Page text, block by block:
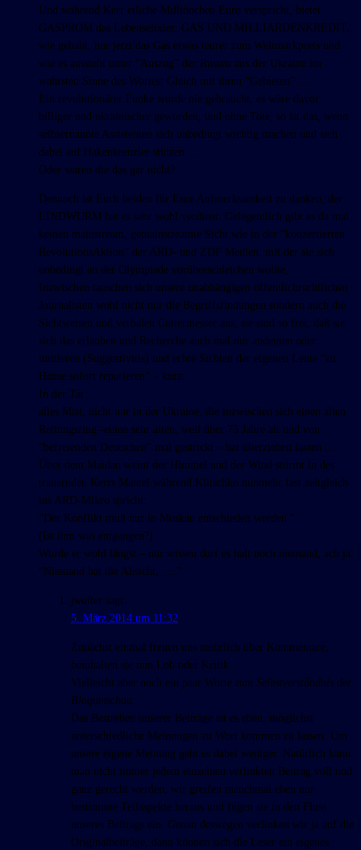
Und während Kerr etliche Milliönchen Euro verspricht, bietet
GASPROM das Lebenselixier: GAS UND MILLIARDENKREDIT,
wie gehabt, nur jetzt das Gas etwas teurer zum Weltmarkpreis und
wie es aussieht unter “Auszug” der Russen aus der Ukraine im
wahrsten Sinne des Wortes: Gleich mit ihren “Gebieten”….
Ein revolutionärer Funke wurde nie gebraucht, es wäre davor
billiger und ukrainischer geworden, und ohne Tote, so ist das, wenn
selbsernannte Assistenten sich unbedingt wichtig machen und sich
dabei auf Hakenkreuzler stützen …
Oder waren die das gar nicht?
Dennoch ist Euch beiden für Eure Aufmerksamkeit zu danken, der
LINDWURM hat es sehr wohl verdient: Gelegentlich gibt es da mal
keinen mainstream, gemainstreamte Sicht wie in der “konzertierten
RevolutionsAktion” der ARD- und ZDF Medien, mit der sie sich
unbedingt an der Olympiade vorüberschleichen wollte,.
Inzwischen tauschen sich unsere unabhängigen öffentlichrechtlichen
Journalisten wohl nicht nur die Begriffsfindungen sondern auch die
Sichtweisen und verbalen Cuttermesser aus, sie sind so frei, daß sie
sich das erlauben und Recherche auch mal nur andeuten oder
imitieren (Suggestivitis) und echte Sichten der eigenen Leute “zu
Hause sofort reparieren” – kurz:
In der Tat
alles Mist, nicht nur in der Ukraine, die inzwischen sich einen alten
Rettungsring -einen sehr alten, weil über 75 Jahre alt und von
“befreienden Deutschen” mal gestrickt – hat überziehen lassen …
Über dem Maidan weint der Himmel und der Wind stürmt in des
trauernden Kerrs Mantel während Klitschko nunmehr fast zeitgleich
ins ARD-Mikro spricht:
“Der Konflikt muß nur in Moskau entschieden werden.”
(Ist ihm was entgangen?)
Wurde er wohl längst – nur wissen darf es halt noch niemand, ach ja:
“Niemand hat die Absicht, ….”
jwalter sagt:
5. März 2014 um 11:32
Zunächst einmal freuen uns natürlich über Kommentare,
beinhalten sie nun Lob oder Kritik.
Vielleicht aber noch ein paar Worte zum Selbstverständnis der
Blogumschau:
Das Bestreben unserer Beiträge ist es eben, möglichst
unterschiedliche Meinungen zu Wort kommen zu lassen. Um
unsere eigene Meinung geht es dabei weniger. Natürlich kann
man nicht immer jedem einzelnen verlinkten Beitrag voll und
ganz gerecht werden, wir greifen manchmal eben nur
bestimmte Teilaspekte heraus und fügen sie in den Fluss
unseres Beitrags ein. Genau deswegen verlinken wir ja auf die
Originalbeiträge, dann können sich die Leser ein eigenes